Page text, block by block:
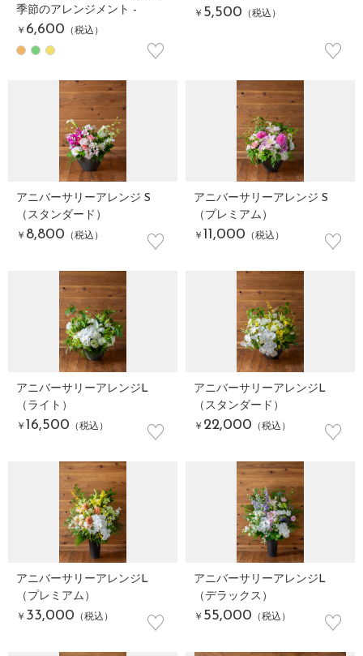
季節のアレンジメント -
￥ 6,600 （税込）
♡
￥ 5,500 （税込）
♡
アニバーサリーアレンジ S
（スタンダード）
￥ 8,800 （税込） ♡
アニバーサリーアレンジ S
（プレミアム）
￥ 11,000 （税込） ♡
アニバーサリーアレンジL
（ライト）
￥ 16,500 （税込） ♡
アニバーサリーアレンジL
（スタンダード）
￥ 22,000 （税込） ♡
アニバーサリーアレンジL
（プレミアム）
￥ 33,000 （税込） ♡
アニバーサリーアレンジL
（デラックス）
￥ 55,000 （税込） ♡